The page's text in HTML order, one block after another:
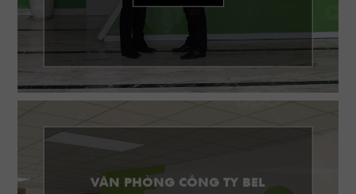
VĂN PHÒNG CÔNG TY BEL